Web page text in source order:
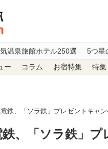
気温泉旅館ホテル250選 5つ星
ー コラム お宿特集 特集
鉄、「ソラ鉄」プレゼントキャ
、「ソラ鉄」